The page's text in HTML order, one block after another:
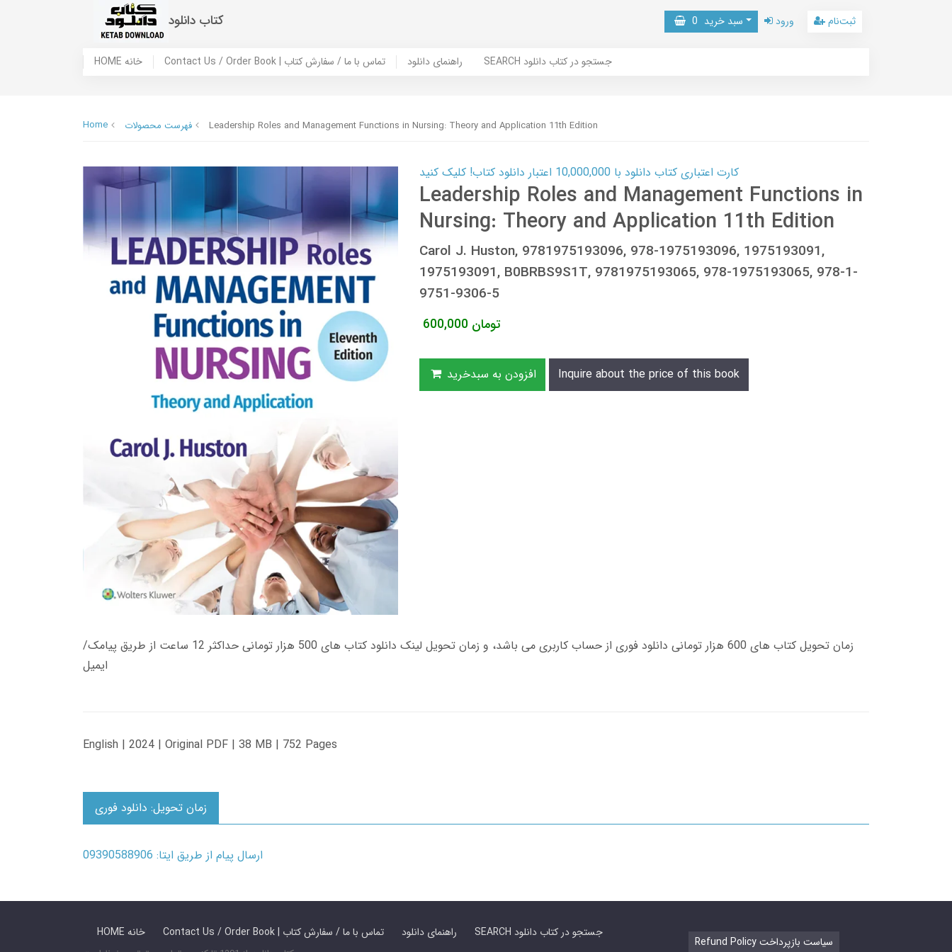
کتاب دانلود سبد خرید 0 ورود ثبت‌نام
HOME خانه Contact Us / Order Book | تماس با ما / سفارش کتاب راهنمای دانلود SEARCH جستجو در کتاب دانلود
Home فهرست محصولات Leadership Roles and Management Functions in Nursing: Theory and Application 11th Edition
کارت اعتباری کتاب دانلود با 10,000,000 اعتبار دانلود کتاب! کلیک کنید
Leadership Roles and Management Functions in
Nursing: Theory and Application 11th Edition
Carol J. Huston, 9781975193096, 978-1975193096, 1975193091,
1975193091, B0BRBS9S1T, 9781975193065, 978-1975193065, 978-1-
9751-9306-5
600,000 تومان
افزودن به سبدخرید Inquire about the price of this book
زمان تحویل کتاب های 600 هزار تومانی دانلود فوری از حساب کاربری می باشد، و زمان تحویل لینک دانلود کتاب های 500 هزار تومانی حداکثر 12 ساعت از طریق پیامک/
ایمیل
English | 2024 | Original PDF | 38 MB | 752 Pages
زمان تحویل: دانلود فوری
ارسال پیام از طریق ایتا: 09390588906
HOME خانه Contact Us / Order Book | تماس با ما / سفارش کتاب راهنمای دانلود SEARCH جستجو در کتاب دانلود
Refund Policy سیاست بازپرداخت